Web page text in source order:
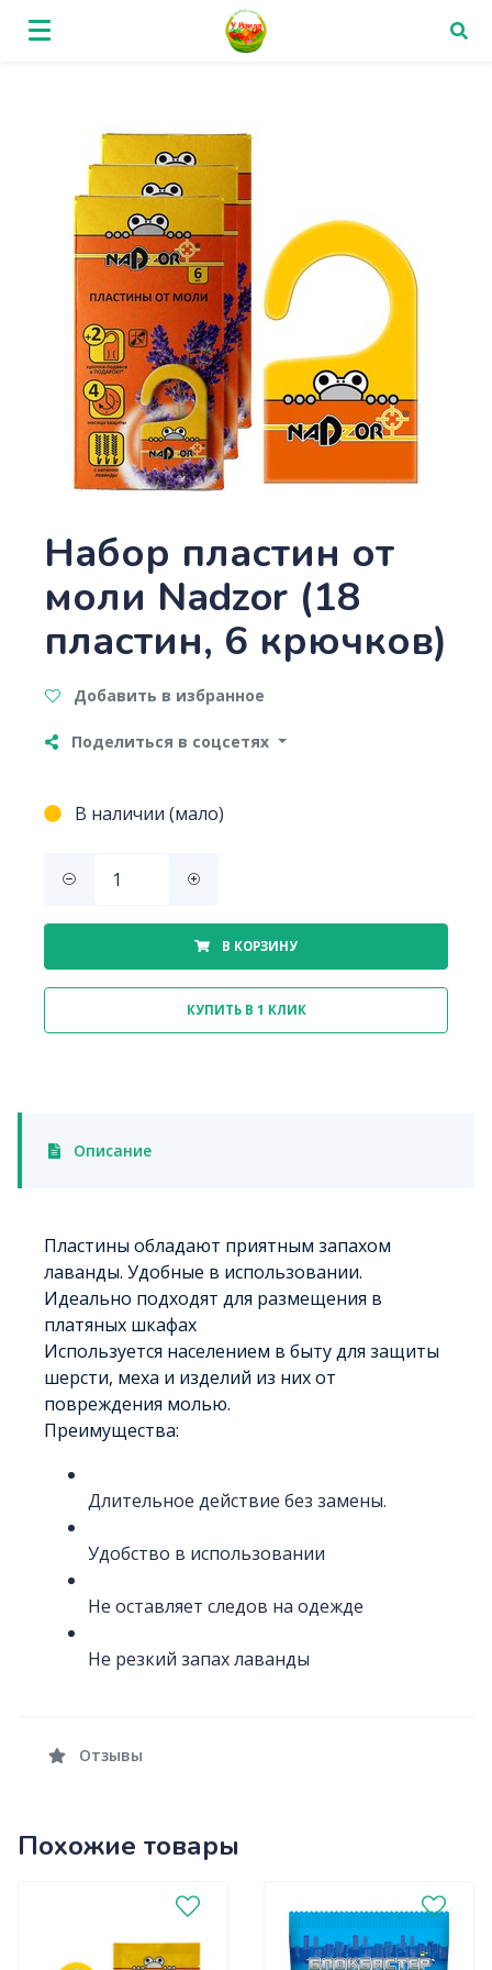
Набор пластин от
моли Nadzor (18
пластин, 6 крючков)
Добавить в избранное
Поделиться в соцсетях
В наличии (мало)
В КОРЗИНУ
КУПИТЬ В 1 КЛИК
Описание
Пластины обладают приятным запахом
лаванды. Удобные в использовании.
Идеально подходят для размещения в
платяных шкафах
Используется населением в быту для защиты
шерсти, меха и изделий из них от
повреждения молью.
Преимущества:
Длительное действие без замены.
Удобство в использовании
Не оставляет следов на одежде
Не резкий запах лаванды
Отзывы
Похожие товары